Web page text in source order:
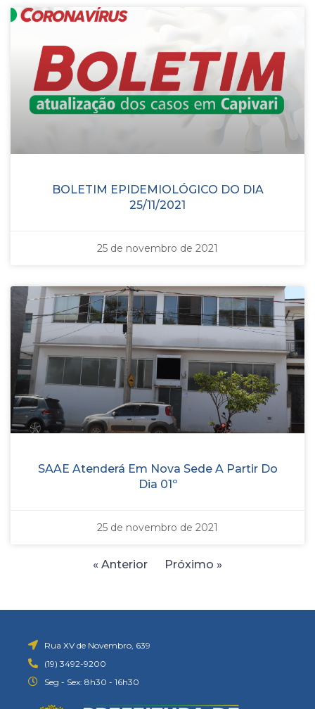
BOLETIM EPIDEMIOLÓGICO DO DIA
25/11/2021
25 de novembro de 2021
SAAE Atenderá Em Nova Sede A Partir Do
Dia 01º
25 de novembro de 2021
« Anterior Próximo »
Rua XV de Novembro, 639
(19) 3492-9200
Seg - Sex: 8h30 - 16h30